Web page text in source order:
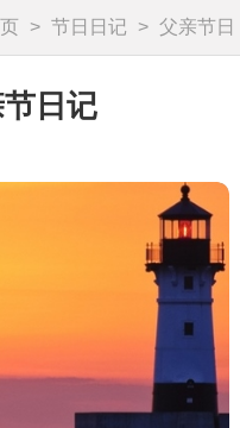
> 节日日记 > 父亲节日
日记